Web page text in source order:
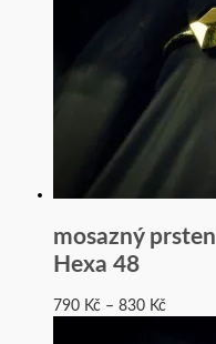
mosazný prsten
Hexa 48
790 Kč – 830 Kč